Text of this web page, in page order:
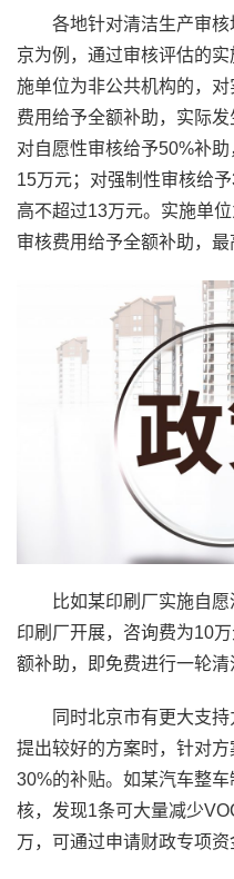
各地针对清洁生产审
京为例，通过审核评估的
施单位为非公共机构的，
费用给予全额补助，实际发
对自愿性审核给予50%补
15万元；对强制性审核给
高不超过13万元。实施单
审核费用给予全额补助，最
比如某印刷厂实施自
印刷厂开展，咨询费为10
额补助，即免费进行一轮清
同时北京市有更大支
提出较好的方案时，针对
30%的补贴。如某汽车整
核，发现1条可大量减少
万，可通过申请财政专项资